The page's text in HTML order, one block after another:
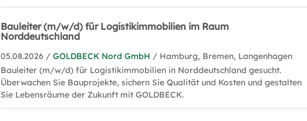
Bauleiter (m/w/d) für Logistikimmobilien im Raum
Norddeutschland
05.08.2026 /GOLDBECK Nord GmbH / Hamburg, Bremen, Langenhagen
Bauleiter (m/w/d) für Logistikimmobilien in Norddeutschland gesucht.
Überwachen Sie Bauprojekte, sichern Sie Qualität und Kosten und gestalten
Sie Lebensräume der Zukunft mit GOLDBECK.